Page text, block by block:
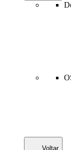
Voltar